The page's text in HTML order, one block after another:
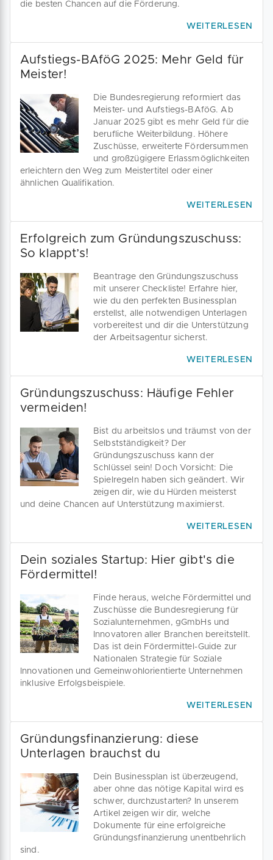
die besten Chancen auf die Förderung.
WEITERLESEN
Aufstiegs-BAföG 2025: Mehr Geld für
Meister!
Die Bundesregierung reformiert das
Meister- und Aufstiegs-BAföG. Ab
Januar 2025 gibt es mehr Geld für die
berufliche Weiterbildung. Höhere
Zuschüsse, erweiterte Fördersummen
und großzügigere Erlassmöglichkeiten
erleichtern den Weg zum Meistertitel oder einer
ähnlichen Qualifikation.
WEITERLESEN
Erfolgreich zum Gründungszuschuss:
So klappt’s!
Beantrage den Gründungszuschuss
mit unserer Checkliste! Erfahre hier,
wie du den perfekten Businessplan
erstellst, alle notwendigen Unterlagen
vorbereitest und dir die Unterstützung
der Arbeitsagentur sicherst.
WEITERLESEN
Gründungszuschuss: Häufige Fehler
vermeiden!
Bist du arbeitslos und träumst von der
Selbstständigkeit? Der
Gründungszuschuss kann der
Schlüssel sein! Doch Vorsicht: Die
Spielregeln haben sich geändert. Wir
zeigen dir, wie du Hürden meisterst
und deine Chancen auf Unterstützung maximierst.
WEITERLESEN
Dein soziales Startup: Hier gibt's die
Fördermittel!
Finde heraus, welche Fördermittel und
Zuschüsse die Bundesregierung für
Sozialunternehmen, gGmbHs und
Innovatoren aller Branchen bereitstellt.
Das ist dein Fördermittel-Guide zur
Nationalen Strategie für Soziale
Innovationen und Gemeinwohlorientierte Unternehmen
inklusive Erfolgsbeispiele.
WEITERLESEN
Gründungsfinanzierung: diese
Unterlagen brauchst du
Dein Businessplan ist überzeugend,
aber ohne das nötige Kapital wird es
schwer, durchzustarten? In unserem
Artikel zeigen wir dir, welche
Dokumente für eine erfolgreiche
Gründungsfinanzierung unentbehrlich
sind.